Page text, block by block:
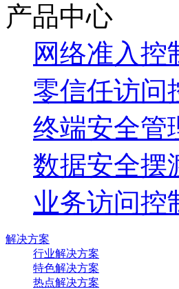
产品中心
网络准入控
零信任访问
终端安全管
数据安全摆
业务访问控
解决方案
行业解决方案
特色解决方案
热点解决方案